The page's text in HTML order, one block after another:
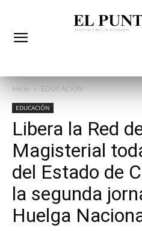
Inicio EDUCACIÓN
EDUCACIÓN
Libera la Red
Magisterial
del Estado de
la segunda
Huelga